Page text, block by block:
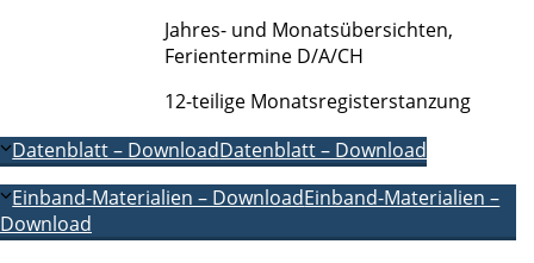
Jahres- und Monatsübersichten,
Ferientermine D/A/CH
12-teilige Monatsregisterstanzung
Datenblatt – DownloadDatenblatt – Download
Einband-Materialien – DownloadEinband-Materialien –
Download